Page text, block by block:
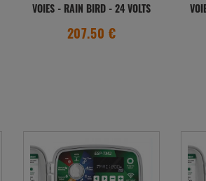
VOIES - RAIN BIRD - 24 VOLTS
207.50 €